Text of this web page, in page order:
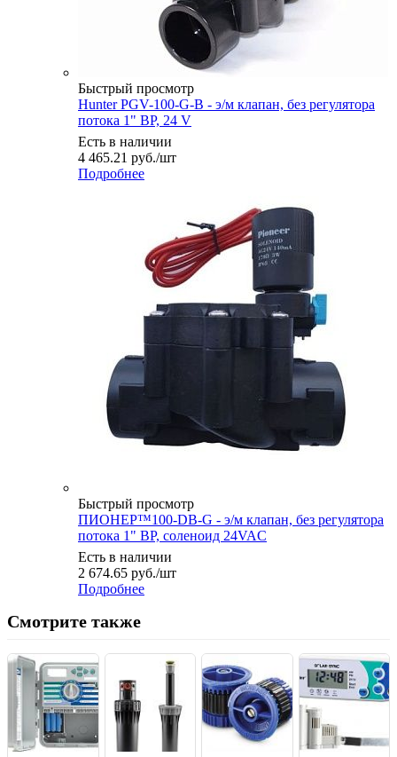
Быстрый просмотр
Hunter PGV-100-G-B - э/м клапан, без регулятора
потока 1" ВР, 24 V
Есть в наличии
4 465.21 руб./шт
Подробнее
Быстрый просмотр
ПИОНЕР™100-DB-G - э/м клапан, без регулятора
потока 1" ВР, соленоид 24VAC
Есть в наличии
2 674.65 руб./шт
Подробнее
Смотрите также